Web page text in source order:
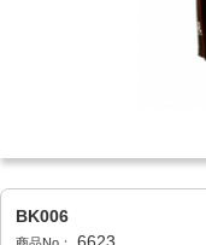
BK006